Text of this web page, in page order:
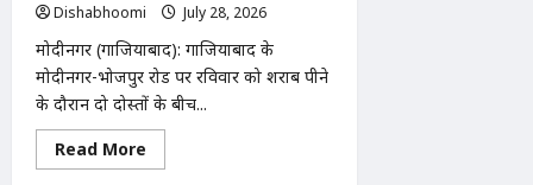
Dishabhoomi
July 28, 2026
मोदीनगर (गाजियाबाद): गाजियाबाद के
मोदीनगर-भोजपुर रोड पर रविवार को शराब पीने
के दौरान दो दोस्तों के बीच...
Read More
more